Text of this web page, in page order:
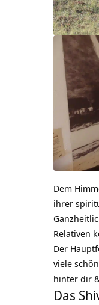
Dem
ihrer
Relativen
Der
viele
hinter dir
Das